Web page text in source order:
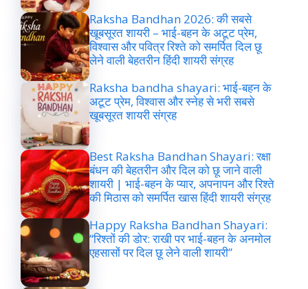
Raksha Bandhan 2026: की सबसे
खूबसूरत शायरी – भाई-बहन के अटूट प्रेम,
विश्वास और पवित्र रिश्ते को समर्पित दिल छू
लेने वाली बेहतरीन हिंदी शायरी संग्रह
Raksha bandha shayari: भाई-बहन के
अटूट प्रेम, विश्वास और स्नेह से भरी सबसे
खूबसूरत शायरी संग्रह
Best Raksha Bandhan Shayari: रक्षा
बंधन की बेहतरीन और दिल को छू जाने वाली
शायरी | भाई-बहन के प्यार, अपनापन और रिश्ते
की मिठास को समर्पित खास हिंदी शायरी संग्रह
Happy Raksha Bandhan Shayari:
“रिश्तों की डोर: राखी पर भाई-बहन के अनमोल
एहसासों पर दिल छू लेने वाली शायरी”